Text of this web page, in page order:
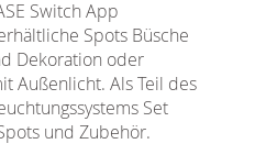
Switch App
Spots Büsche
Dekoration oder
Außenlicht. Als Teil des
Set
und Zubehör.